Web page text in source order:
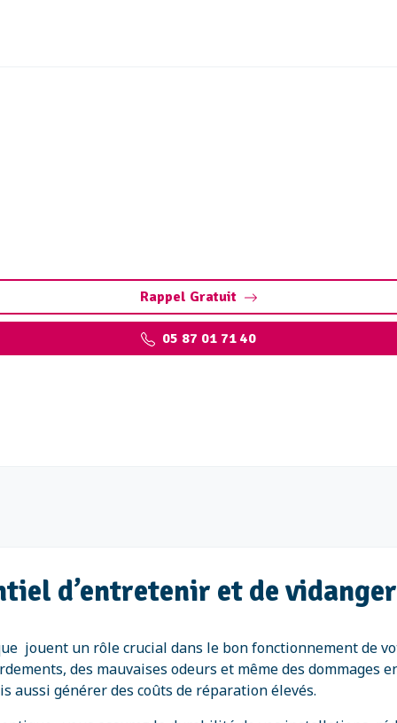
Rappel Gratuit
05 87 01 71 40
d’entretenir et de
jouent un rôle crucial dans le bon fonctionnement de
des mauvaises odeurs et même des dommages
aussi générer des coûts de réparation élevés.